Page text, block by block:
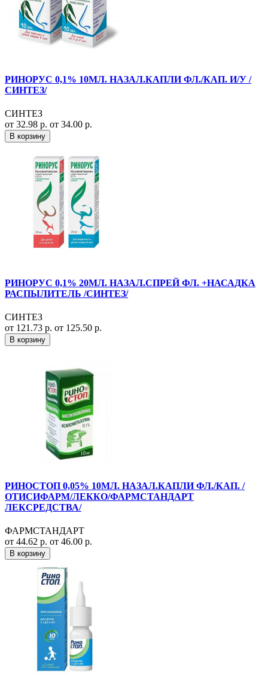
РИНОРУС 0,1% 10МЛ. НАЗАЛ.КАПЛИ ФЛ./КАП. И/У /
СИНТЕЗ/
СИНТЕЗ
от 32.98 р. от 34.00 р.
В корзину
РИНОРУС 0,1% 20МЛ. НАЗАЛ.СПРЕЙ ФЛ. +НАСАДКА
РАСПЫЛИТЕЛЬ /СИНТЕЗ/
СИНТЕЗ
от 121.73 р. от 125.50 р.
В корзину
РИНОСТОП 0,05% 10МЛ. НАЗАЛ.КАПЛИ ФЛ./КАП. /
ОТИСИФАРМ/ЛЕККО/ФАРМСТАНДАРТ
ЛЕКСРЕДСТВА/
ФАРМСТАНДАРТ
от 44.62 р. от 46.00 р.
В корзину